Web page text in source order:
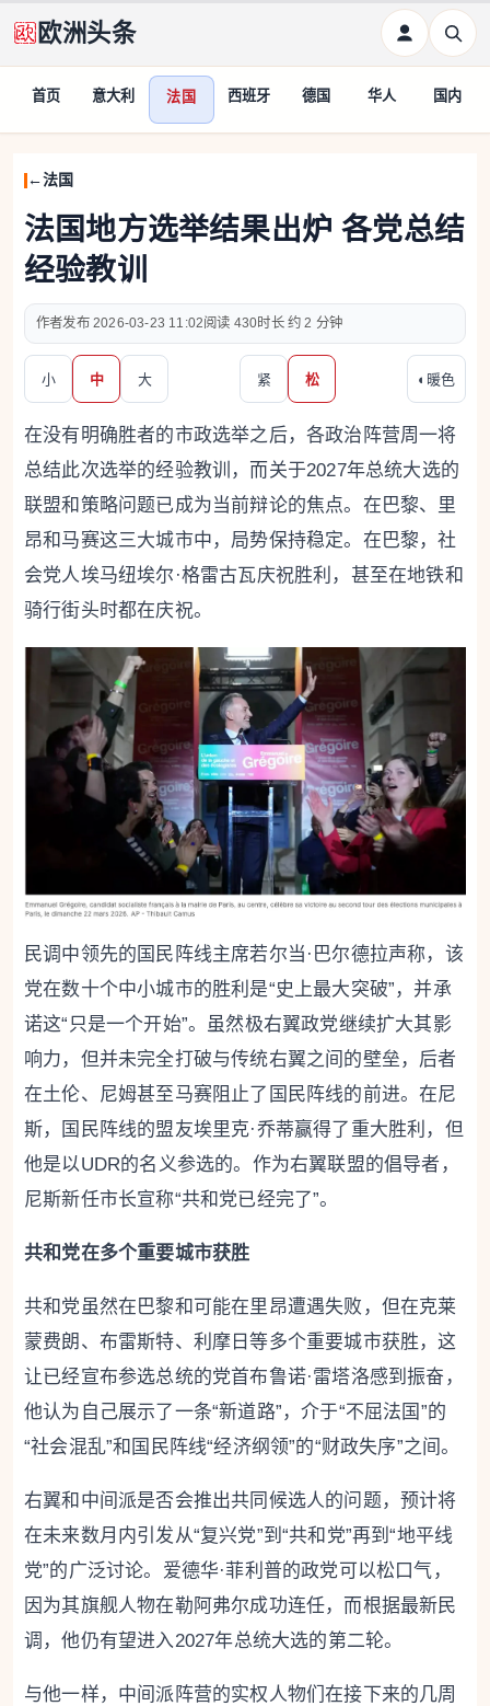
欧洲头条
首页 意大利 法国 西班牙 德国 华人 国内
法国
法国地方选举结果出炉 各党总结
经验教训
作者 2026-03-23 11:02 430 约 2 分钟
小 中 大 紧 松 ◐ 暖色
在没有明确胜者的市政选举之后，各政治阵营周一将
总结此次选举的经验教训，而关于2027年总统大选的
联盟和策略问题已成为当前辩论的焦点。在巴黎、里
昂和马赛这三大城市中，局势保持稳定。在巴黎，社
会党人埃马纽埃尔·格雷古瓦庆祝胜利，甚至在地铁和
骑行街头时都在庆祝。
民调中领先的国民阵线主席若尔当·巴尔德拉声称，该
党在数十个中小城市的胜利是“史上最大突破”，并承
诺这“只是一个开始”。虽然极右翼政党继续扩大其影
响力，但并未完全打破与传统右翼之间的壁垒，后者
在土伦、尼姆甚至马赛阻止了国民阵线的前进。在尼
斯，国民阵线的盟友埃里克·乔蒂赢得了重大胜利，但
他是以UDR的名义参选的。作为右翼联盟的倡导者，
尼斯新任市长宣称“共和党已经完了”。
共和党在多个重要城市获胜
共和党虽然在巴黎和可能在里昂遭遇失败，但在克莱
蒙费朗、布雷斯特、利摩日等多个重要城市获胜，这
让已经宣布参选总统的党首布鲁诺·雷塔洛感到振奋，
他认为自己展示了一条“新道路”，介于“不屈法国”的
“社会混乱”和国民阵线“经济纲领”的“财政失序”之间。
右翼和中间派是否会推出共同候选人的问题，预计将
在未来数月内引发从“复兴党”到“共和党”再到“地平线
党”的广泛讨论。爱德华·菲利普的政党可以松口气，
因为其旗舰人物在勒阿弗尔成功连任，而根据最新民
调，他仍有望进入2027年总统大选的第二轮。
与他一样，中间派阵营的实权人物们在接下来的几周